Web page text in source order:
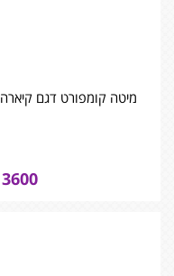
מיטה קומפורט דגם קיארה
3600